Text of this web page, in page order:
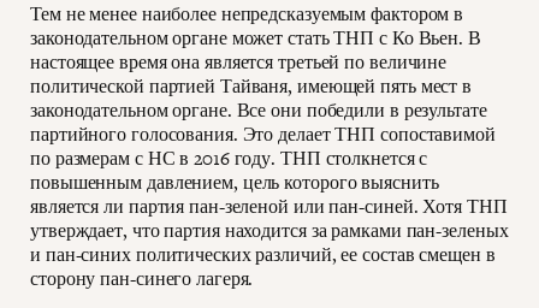
Тем не менее наиболее непредсказуемым фактором в
законодательном органе может стать ТНП с Ко Вьен. В
настоящее время она является третьей по величине
политической партией Тайваня, имеющей пять мест в
законодательном органе. Все они победили в результате
партийного голосования. Это делает ТНП сопоставимой
по размерам с НС в 2016 году. ТНП столкнется с
повышенным давлением, цель которого выяснить
является ли партия пан-зеленой или пан-синей. Хотя ТНП
утверждает, что партия находится за рамками пан-зеленых
и пан-синих политических различий, ее состав смещен в
сторону пан-синего лагеря.